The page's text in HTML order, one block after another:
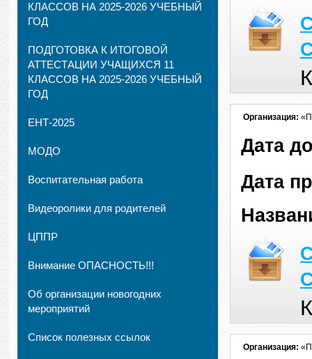
КЛАССОВ НА 2025-2026 УЧЕБНЫЙ
ГОД
ПОДГОТОВКА К ИТОГОВОЙ
АТТЕСТАЦИИ УЧАЩИХСЯ 11
КЛАССОВ НА 2025-2026 УЧЕБНЫЙ
ГОД
ЕНТ-2025
МОДО
Воспитательная работа
Видеоролики для родителей
ЦППР
Внимание ОПАСНОСТЬ!!!
Об организации новогодних
мероприятий
Список полезных ссылок
Организация:
Дата
Дата
Организация: